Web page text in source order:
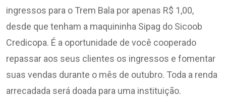
ingressos para o Trem Bala por apenas R$ 1,00,
desde que tenham a maquininha Sipag do Sicoob
Credicopa. É a oportunidade de você cooperado
repassar aos seus clientes os ingressos e fomentar
suas vendas durante o mês de outubro. Toda a renda
arrecadada será doada para uma instituição.